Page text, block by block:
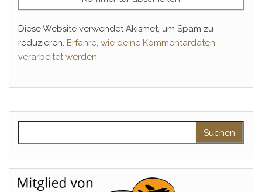
Diese Website verwendet Akismet, um Spam zu
reduzieren. Erfahre, wie deine Kommentardaten
verarbeitet werden.